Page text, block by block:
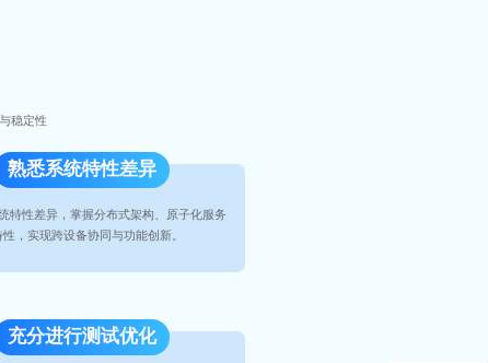
稳定性
熟悉系统特性差异
特性差异，掌握分布式架构、原子化服务
性，实现跨设备协同与功能创新。
充分进行测试优化